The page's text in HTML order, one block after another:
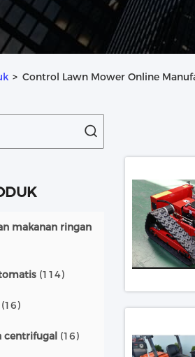
> Control Lawn Mower Online
makanan ringan
(114)
(16)
centrifugal (16)